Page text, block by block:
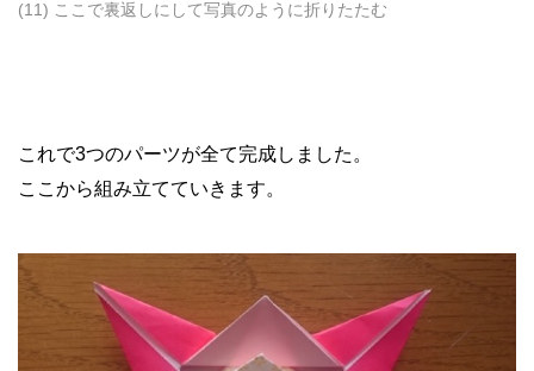
(11) ここで裏返しにして写真のように折りたたむ
これで3つのパーツが全て完成しました。
ここから組み立てていきます。